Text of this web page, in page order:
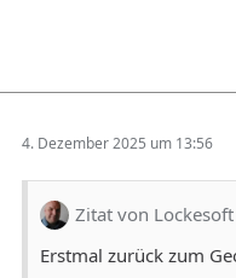
4. Dezember 2025 um 13:56
Zitat von Lockesoft
Erstmal zurück zum